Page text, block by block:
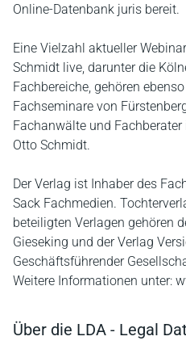
Online-Datenbank juris bereit.
Eine Vielzahl aktueller
Schmidt live, darunter die
Fachbereiche, gehören
Fachseminare von
Fachanwälte und
Otto Schmidt.
Der Verlag ist Inhaber des
Sack Fachmedien.
beteiligten Verlagen gehören
Gieseking und der Verlag
Geschäftsführender
Weitere Informationen unter:
Über die LDA - Legal